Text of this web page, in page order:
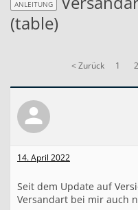
ANLEITUNG
(table)
r
< Zurück 1 2
14. April 2022
Seit dem Update auf
Versandart bei mir auch